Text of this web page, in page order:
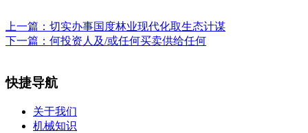
上一篇： 切实办事国度林业现代化取生态计谋
下一篇： 何投资人及/或任何买卖供给任何
快捷导航
关于我们
机械知识